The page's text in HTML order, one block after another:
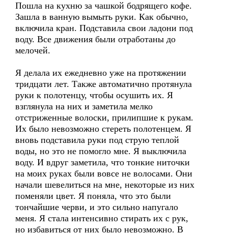
Пошла на кухню за чашкой бодрящего кофе.
Зашла в ванную вымыть руки. Как обычно,
включила кран. Подставила свои ладони под
воду. Все движения были отработаны до
мелочей.
Я делала их ежедневно уже на протяжении
тридцати лет. Также автоматично протянула
руки к полотенцу, чтобы осушить их. Я
взглянула на них и заметила мелко
отстриженные волоски, прилипшие к рукам.
Их было невозможно стереть полотенцем. Я
вновь подставила руки под струю теплой
воды, но это не помогло мне. Я выключила
воду. И вдруг заметила, что тонкие ниточки
на моих руках были вовсе не волосами. Они
начали шевелиться на мне, некоторые из них
поменяли цвет. Я поняла, что это были
тончайшие черви, и это сильно напугало
меня. Я стала интенсивно стирать их с рук,
но избавиться от них было невозможно. В